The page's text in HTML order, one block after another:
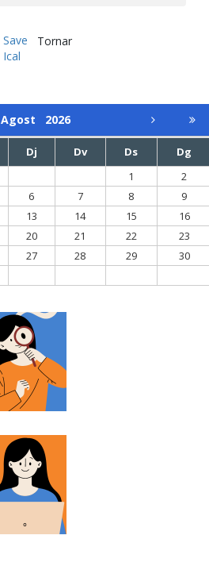
Save
Ical
Tornar
Agost 2026
Dj Dv Ds
Dg
1
2
6 7 8
9
13 14 15
16
20 21 22
23
27 28 29
30